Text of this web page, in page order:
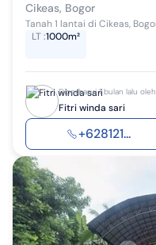
Cikeas, Bogor
LT:1000m²
Diperbarui 1 bulan lalu oleh
Fitri winda sari
+628121...